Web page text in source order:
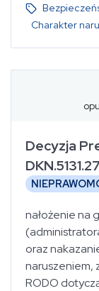
Charakter
Decyzja
nałożenie na
oraz
naruszeniem,
RODO